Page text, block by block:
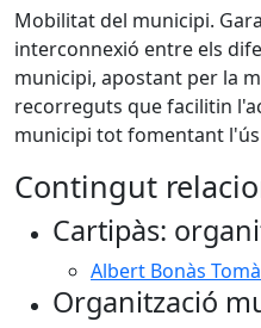
Mobilitat del municipi.
interconnexió entre els
municipi, apostant per la
recorreguts que facilitin
municipi tot fomentant
Contingut
Cartipàs:
Albert Bonàs
Organització